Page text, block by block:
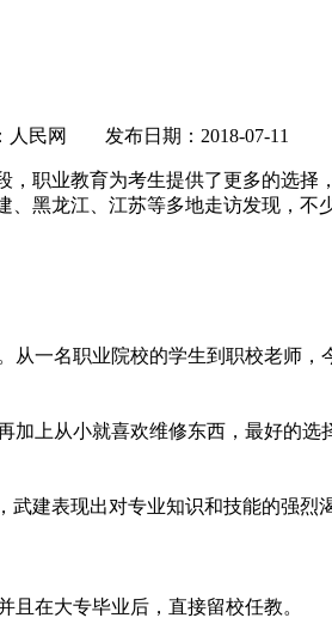
人民网 发布日期：2018-07-11
职业教育为考生提供了更多的选
黑龙江、江苏等多地走访发现，不
名职业院校的学生到职校老师，
上从小就喜欢维修东西，最好的选
表现出对专业知识和技能的强烈
在大专毕业后，直接留校任教。